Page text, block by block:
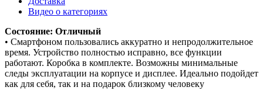
Видео о категориях
Состояние: Отличный
• Смартфоном пользовались аккуратно и непродолжительное
время. Устройство полностью исправно, все функции
работают. Коробка в комплекте. Возможны минимальные
следы эксплуатации на корпусе и дисплее. Идеально подойдет
как для себя, так и на подарок близкому человеку